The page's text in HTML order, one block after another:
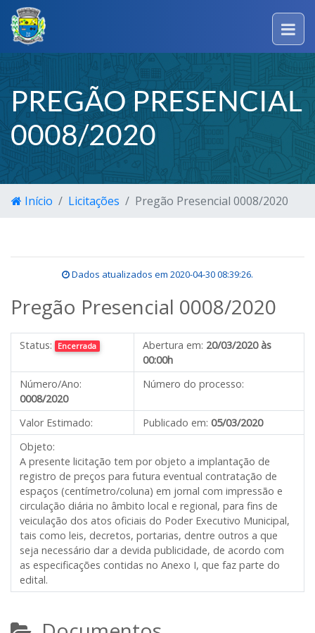
PREGÃO PRESENCIAL
0008/2020
Início Licitações Pregão Presencial 0008/2020
Dados atualizados em 2020-04-30 08:39:26.
Pregão Presencial 0008/2020
Status: Encerrada Abertura em: 20/03/2020 às
00:00h
Número/Ano:
0008/2020
Número do processo:
Valor Estimado: Publicado em: 05/03/2020
Objeto:
A presente licitação tem por objeto a implantação de
registro de preços para futura eventual contratação de
espaços (centímetro/coluna) em jornal com impressão e
circulação diária no âmbito local e regional, para fins de
veiculação dos atos oficiais do Poder Executivo Municipal,
tais como leis, decretos, portarias, dentre outros a que
seja necessário dar a devida publicidade, de acordo com
as especificações contidas no Anexo I, que faz parte do
edital.